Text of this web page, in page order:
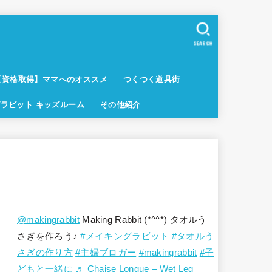
資格取得】ママへのオススメ つくつく道具街
ビット キッズルーム その他紹介
SEARCH
@makingrabbitMaking Rabbit (*^^*) タオルう
さぎを作ろう♪#メイキングラビット #タオルう
さぎの作り方 #主婦ブロガー #makingrabbit #子
どもと一緒に ♬ Chaise Longue – Wet Leg